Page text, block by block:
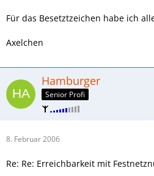
Für das Besetztzeichen habe ich
Axelchen
Hamburger
Senior Profi
8. Februar 2006
Re: Re: Erreichbarkeit mit